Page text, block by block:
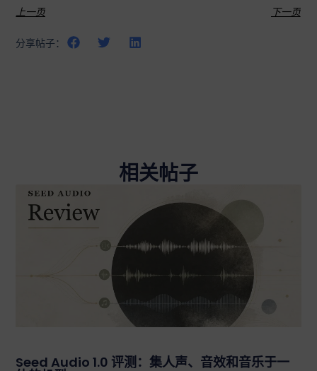
上一页 下一页
分享帖子：
相关帖子
Seed Audio 1.0 评测：集人声、音效和音乐于一